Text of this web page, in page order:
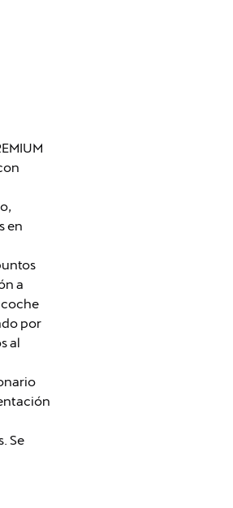
en
a
coche
por
al
Se